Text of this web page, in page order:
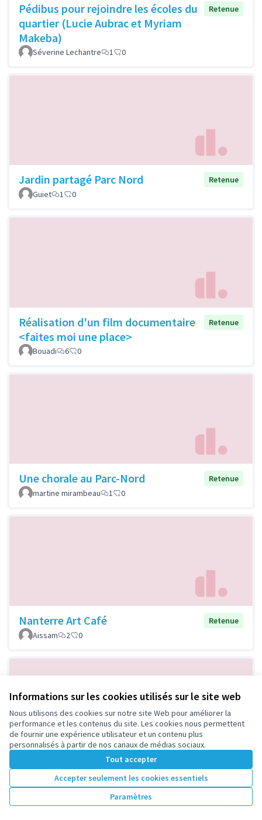
Informations sur les cookies utilisés sur le site web
Nous utilisons des cookies sur notre site Web pour améliorer la
performance et les contenus du site. Les cookies nous permettent
de fournir une expérience utilisateur et un contenu plus
personnalisés à partir de nos canaux de médias sociaux.
Tout accepter
Accepter seulement les cookies essentiels
Paramètres
Pédibus pour rejoindre les écoles du
quartier (Lucie Aubrac et Myriam
Makeba)
Retenue
Séverine Lechantre 1 0
Jardin partagé Parc Nord
Retenue
Guiet
1 0
Réalisation d'un film documentaire
<faites moi une place>
Retenue
Bouadi 6 0
Une chorale au Parc-Nord
Retenue
martine mirambeau
1 0
Nanterre Art Café
Retenue
Aissam
2 0
Takomatopé : la batucada du Chemin